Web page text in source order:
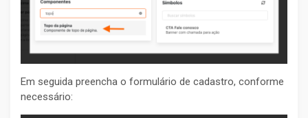
Em seguida preencha o formulário de cadastro, conforme
necessário: